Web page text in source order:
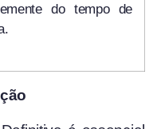
do tempo de